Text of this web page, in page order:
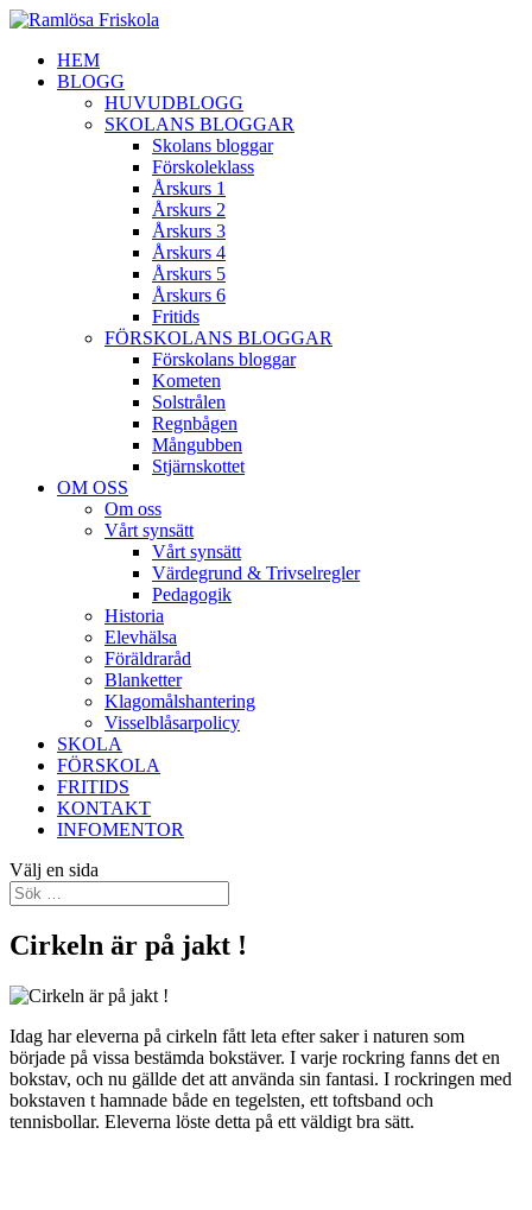
HEM
BLOGG
HUVUDBLOGG
SKOLANS BLOGGAR
Skolans bloggar
Förskoleklass
Årskurs 1
Årskurs 2
Årskurs 3
Årskurs 4
Årskurs 5
Årskurs 6
Fritids
FÖRSKOLANS BLOGGAR
Förskolans bloggar
Kometen
Solstrålen
Regnbågen
Mångubben
Stjärnskottet
OM OSS
Om oss
Vårt synsätt
Vårt synsätt
Värdegrund & Trivselregler
Pedagogik
Historia
Elevhälsa
Föräldraråd
Blanketter
Klagomålshantering
Visselblåsarpolicy
SKOLA
FÖRSKOLA
FRITIDS
KONTAKT
INFOMENTOR
Välj en sida
Cirkeln är på jakt !
Idag har eleverna på cirkeln fått leta efter saker i naturen som
började på vissa bestämda bokstäver. I varje rockring fanns det en
bokstav, och nu gällde det att använda sin fantasi. I rockringen med
bokstaven t hamnade både en tegelsten, ett toftsband och
tennisbollar. Eleverna löste detta på ett väldigt bra sätt.